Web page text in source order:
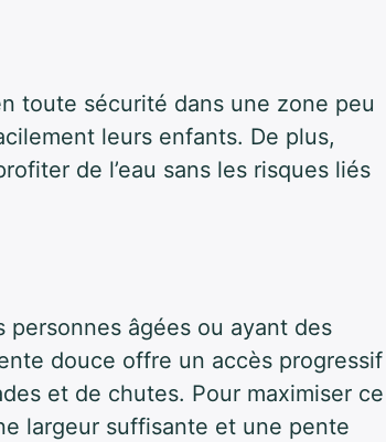
toute sécurité dans une zone peu
leurs enfants. De plus,
de l’eau sans les risques liés
personnes âgées ou ayant des
douce offre un accès progressif
et de chutes. Pour maximiser ce
largeur suffisante et une pente